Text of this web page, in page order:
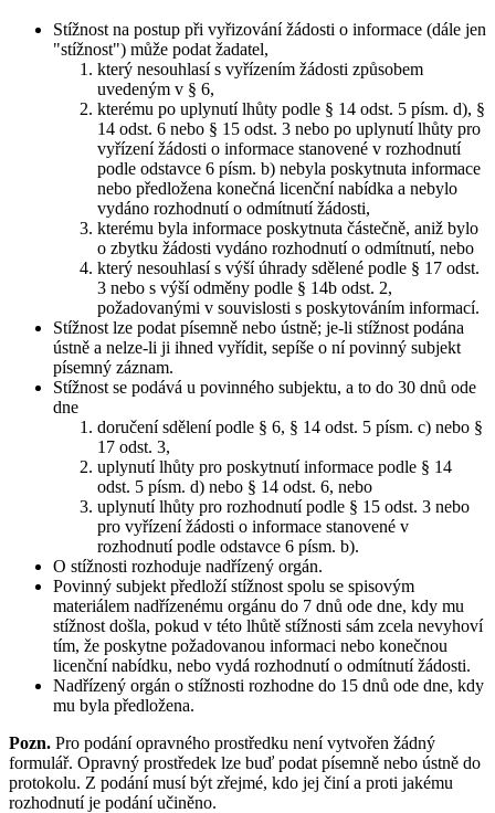
Stížnost na postup při vyřizování žádosti o informace (dále jen
"stížnost") může podat žadatel,
který nesouhlasí s vyřízením žádosti způsobem
uvedeným v § 6,
kterému po uplynutí lhůty podle § 14 odst. 5 písm. d), §
14 odst. 6 nebo § 15 odst. 3 nebo po uplynutí lhůty pro
vyřízení žádosti o informace stanovené v rozhodnutí
podle odstavce 6 písm. b) nebyla poskytnuta informace
nebo předložena konečná licenční nabídka a nebylo
vydáno rozhodnutí o odmítnutí žádosti,
kterému byla informace poskytnuta částečně, aniž bylo
o zbytku žádosti vydáno rozhodnutí o odmítnutí, nebo
který nesouhlasí s výší úhrady sdělené podle § 17 odst.
3 nebo s výší odměny podle § 14b odst. 2,
požadovanými v souvislosti s poskytováním informací.
Stížnost lze podat písemně nebo ústně; je-li stížnost podána
ústně a nelze-li ji ihned vyřídit, sepíše o ní povinný subjekt
písemný záznam.
Stížnost se podává u povinného subjektu, a to do 30 dnů ode
dne
doručení sdělení podle § 6, § 14 odst. 5 písm. c) nebo §
17 odst. 3,
uplynutí lhůty pro poskytnutí informace podle § 14
odst. 5 písm. d) nebo § 14 odst. 6, nebo
uplynutí lhůty pro rozhodnutí podle § 15 odst. 3 nebo
pro vyřízení žádosti o informace stanovené v
rozhodnutí podle odstavce 6 písm. b).
O stížnosti rozhoduje nadřízený orgán.
Povinný subjekt předloží stížnost spolu se spisovým
materiálem nadřízenému orgánu do 7 dnů ode dne, kdy mu
stížnost došla, pokud v této lhůtě stížnosti sám zcela nevyhoví
tím, že poskytne požadovanou informaci nebo konečnou
licenční nabídku, nebo vydá rozhodnutí o odmítnutí žádosti.
Nadřízený orgán o stížnosti rozhodne do 15 dnů ode dne, kdy
mu byla předložena.
Pozn. Pro podání opravného prostředku není vytvořen žádný
formulář. Opravný prostředek lze buď podat písemně nebo ústně do
protokolu. Z podání musí být zřejmé, kdo jej činí a proti jakému
rozhodnutí je podání učiněno.